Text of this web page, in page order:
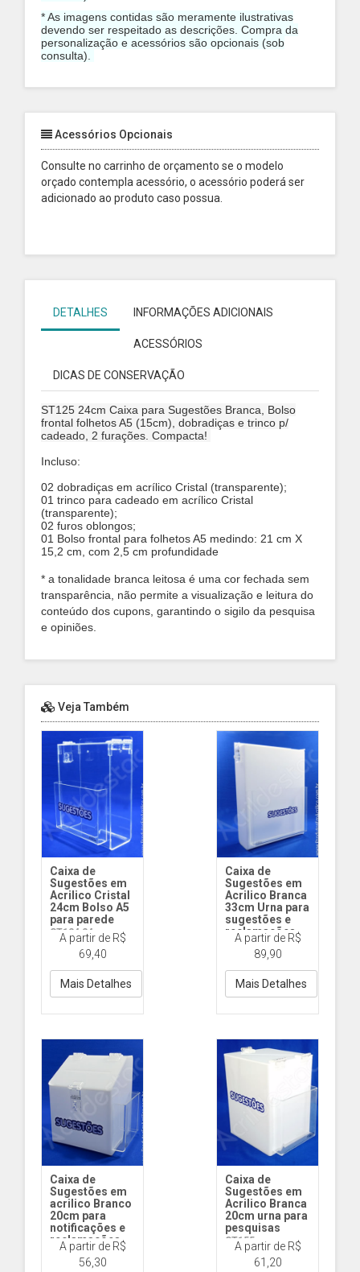
* As imagens contidas são meramente ilustrativas
devendo ser respeitado as descrições. Compra da
personalização e acessórios são opcionais (sob
consulta).
Acessórios Opcionais
Consulte no carrinho de orçamento se o modelo
orçado contempla acessório, o acessório poderá ser
adicionado ao produto caso possua.
DETALHES INFORMAÇÕES ADICIONAIS
ACESSÓRIOS
DICAS DE CONSERVAÇÃO
ST125 24cm Caixa para Sugestões Branca, Bolso
frontal folhetos A5 (15cm), dobradiças e trinco p/
cadeado, 2 furações. Compacta!
Incluso:
02 dobradiças em acrílico Cristal (transparente);
01 trinco para cadeado em acrílico Cristal
(transparente);
02 furos oblongos;
01 Bolso frontal para folhetos A5 medindo: 21 cm X
15,2 cm, com 2,5 cm profundidade
* a tonalidade branca leitosa é uma cor fechada sem
transparência, não permite a visualização e leitura do
conteúdo dos cupons, garantindo o sigilo da pesquisa
e opiniões.
Veja Também
Caixa de
Sugestões em
Acrilico Cristal
24cm Bolso A5
para parede
ST124 24cm
Bolso A5 Acr Cr
A partir de R$
69,40
Mais Detalhes
Caixa de
Sugestões em
Acrilico Branca
33cm Urna para
sugestões e
reclamações
ST135 33cm
Bolso A4 Acr Br
A partir de R$
89,90
Mais Detalhes
Caixa de
Sugestões em
acrilico Branco
20cm para
notificações e
reclamações
ST085 20cm
Acrilico Br
A partir de R$
56,30
Caixa de
Sugestões em
Acrilico Branca
20cm urna para
pesquisas
ST155
20x15x13cm Acr
A partir de R$
61,20